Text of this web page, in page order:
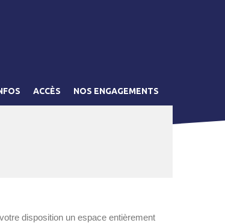
ACCÈS NOS ENGAGEMENTS
disposition un espace entièrement